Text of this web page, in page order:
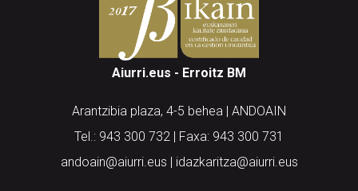
Aiurri.eus - Erroitz BM
Arantzibia plaza, 4-5 behea | ANDOAIN
Tel.: 943 300 732 | Faxa: 943 300 731
andoain@aiurri.eus | idazkaritza@aiurri.eus